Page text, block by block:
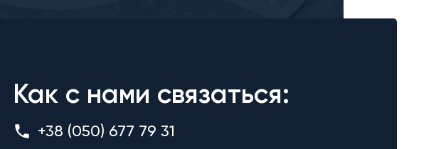
Как с нами связаться:
+38 (050) 677 79 31